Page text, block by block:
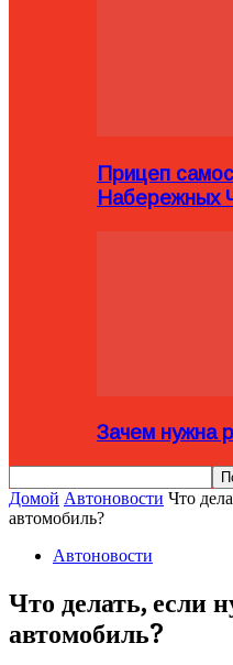
Прицеп
Набережных
Зачем нужна
Домой Автоновости Что
автомобиль?
Автоновости
Что делать, если
автомобиль?